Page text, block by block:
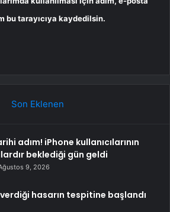
bu tarayıcıya kaydedilsin.
Son Eklenen
adım! iPhone kullanıcılarının
beklediği gün geldi
9, 2026
hasarın tespitine başlandı